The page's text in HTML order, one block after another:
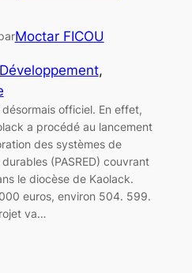
Moctar FICOU
Développement
officiel. En effet,
a procédé au lancement
des systèmes de
(PASRED) couvrant
le diocèse de Kaolack.
euros, environ 504. 599.
va…